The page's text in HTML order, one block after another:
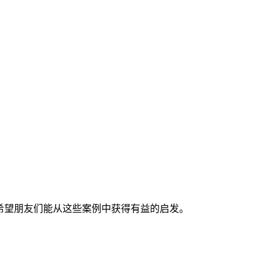
朋友们能从这些案例中获得有益的启发。